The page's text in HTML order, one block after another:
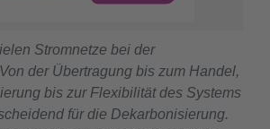
Stromnetze bei der
der Übertragung bis zum Handel,
bis zur Flexibilität des Systems
für die Dekarbonisierung.